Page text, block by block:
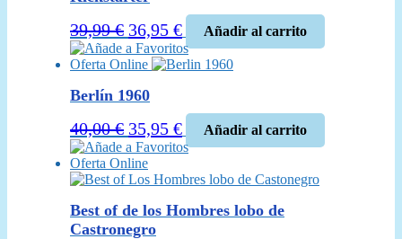
39,99€ El
precio
original
era:
36,95 €El
precio
actual
36,95 €.
Añadir al carrito
Añade a Favoritos
Oferta Online
Berlín 1960
40,00€ El
precio
original
era:
40,00 €.
35,95 €El
precio
es:
35,95 €.
Añadir al carrito
Añade a Favoritos
Oferta Online
Best of de los Hombres lobo de
Castronegro